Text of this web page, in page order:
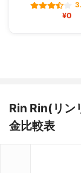
¥0
Rin Rin(リン
金比較表